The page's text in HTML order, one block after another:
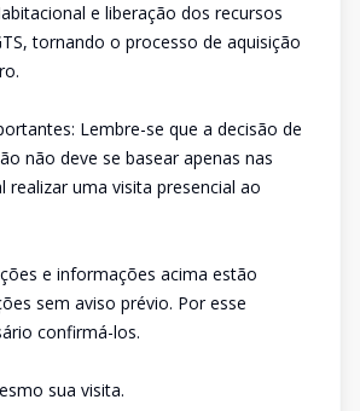
e liberação dos recursos
tornando o processo de aquisição
Lembre-se que a decisão de
não deve se basear apenas nas
realizar uma visita presencial ao
e informações acima estão
sem aviso prévio. Por esse
confirmá-los.
sua visita.